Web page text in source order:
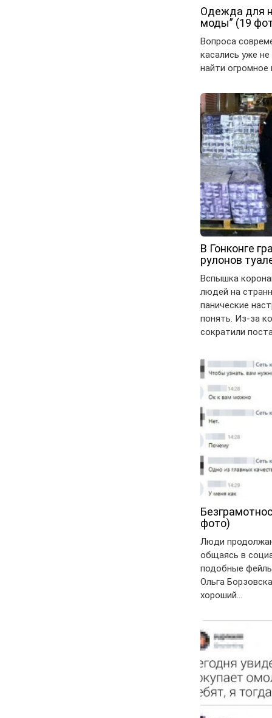
Одежда для
моды” (19
Вопроса
касались уже
найти
В Гонконге
рулонов
Вспышка
людей на
панические
понять. Из-за
сократили
фото)
Люди
общаясь в
подобные
Ольга
хороший…